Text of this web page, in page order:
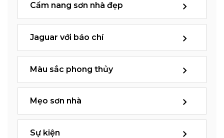
Cẩm nang sơn nhà đẹp
Jaguar với báo chí
Màu sắc phong thủy
Mẹo sơn nhà
Sự kiện